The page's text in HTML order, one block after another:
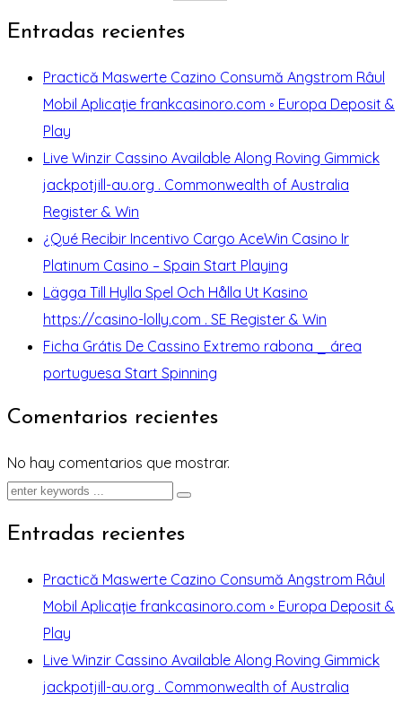
Entradas recientes
Practică Maswerte Cazino Consumă Angstrom Râul
Mobil Aplicație frankcasinoro.com ◦ Europa Deposit &
Play
Live Winzir Cassino Available Along Roving Gimmick
jackpotjill-au.org . Commonwealth of Australia
Register & Win
¿Qué Recibir Incentivo Cargo AceWin Casino Ir
Platinum Casino – Spain Start Playing
Lägga Till Hylla Spel Och Hålla Ut Kasino
https://casino-lolly.com . SE Register & Win
Ficha Grátis De Cassino Extremo rabona _ área
portuguesa Start Spinning
Comentarios recientes
No hay comentarios que mostrar.
Entradas recientes
Practică Maswerte Cazino Consumă Angstrom Râul
Mobil Aplicație frankcasinoro.com ◦ Europa Deposit &
Play
Live Winzir Cassino Available Along Roving Gimmick
jackpotjill-au.org . Commonwealth of Australia